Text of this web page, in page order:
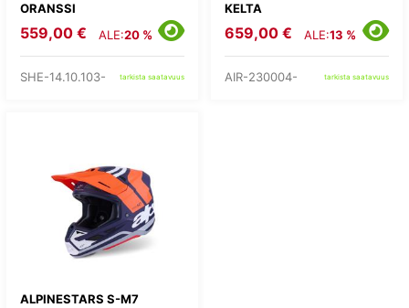
ORANSSI
559,00 € ALE:20 %
SHE-14.10.103- tarkista saatavuus
KELTA
659,00 € ALE:13 %
AIR-230004- tarkista saatavuus
ALPINESTARS S-M7